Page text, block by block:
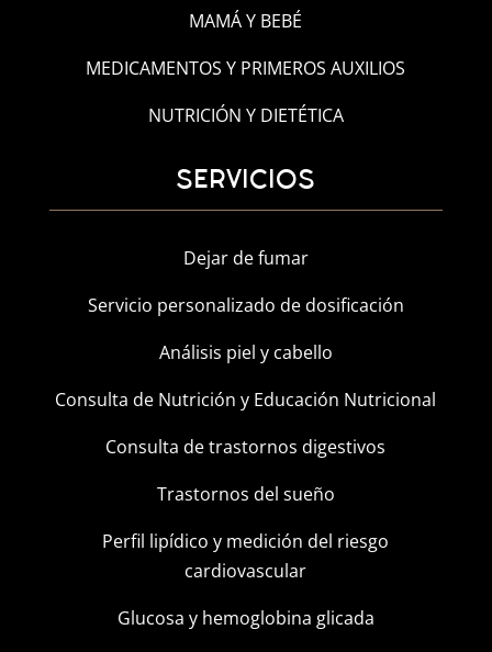
MAMÁ Y BEBÉ
MEDICAMENTOS Y PRIMEROS AUXILIOS
NUTRICIÓN Y DIETÉTICA
SERVICIOS
Dejar de fumar
Servicio personalizado de dosificación
Análisis piel y cabello
Consulta de Nutrición y Educación Nutricional
Consulta de trastornos digestivos
Trastornos del sueño
Perfil lipídico y medición del riesgo
cardiovascular
Glucosa y hemoglobina glicada